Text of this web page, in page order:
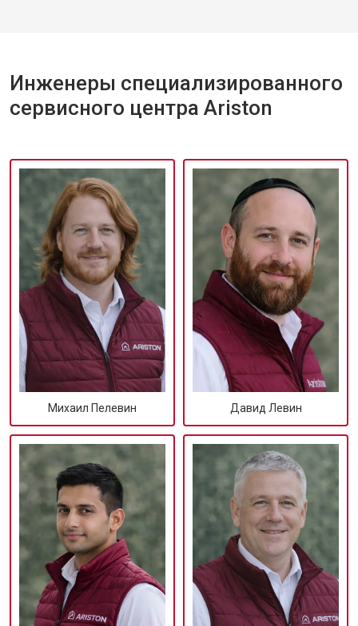
Инженеры специализированного
сервисного центра Ariston
Михаил Пелевин Давид Левин